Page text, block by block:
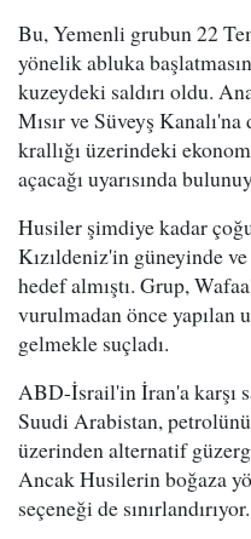
Bu, Yemenli grubun 22
yönelik abluka
kuzeydeki saldırı oldu.
Mısır ve Süveyş
krallığı üzerindeki
açacağı uyarısında
Husiler şimdiye kadar
Kızıldeniz'in güneyinde
hedef almıştı. Grup,
vurulmadan önce yapılan
gelmekle suçladı.
ABD-İsrail'in İran'a karşı
Suudi Arabistan,
üzerinden alternatif
Ancak Husilerin boğaza
seçeneği de sınırlandırıyor.